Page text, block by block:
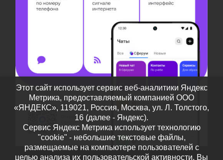
Этот сайт использует сервис веб-аналитики Яндекс
Метрика, предоставляемый компанией ООО
«ЯНДЕКС», 119021, Россия, Москва, ул. Л. Толстого,
16 (далее - Яндекс).
Сервис Яндекс Метрика использует технологию
"cookie" - небольшие текстовые файлы,
размещаемые на компьютере пользователей с
целью анализа их пользовательской активности. Вы